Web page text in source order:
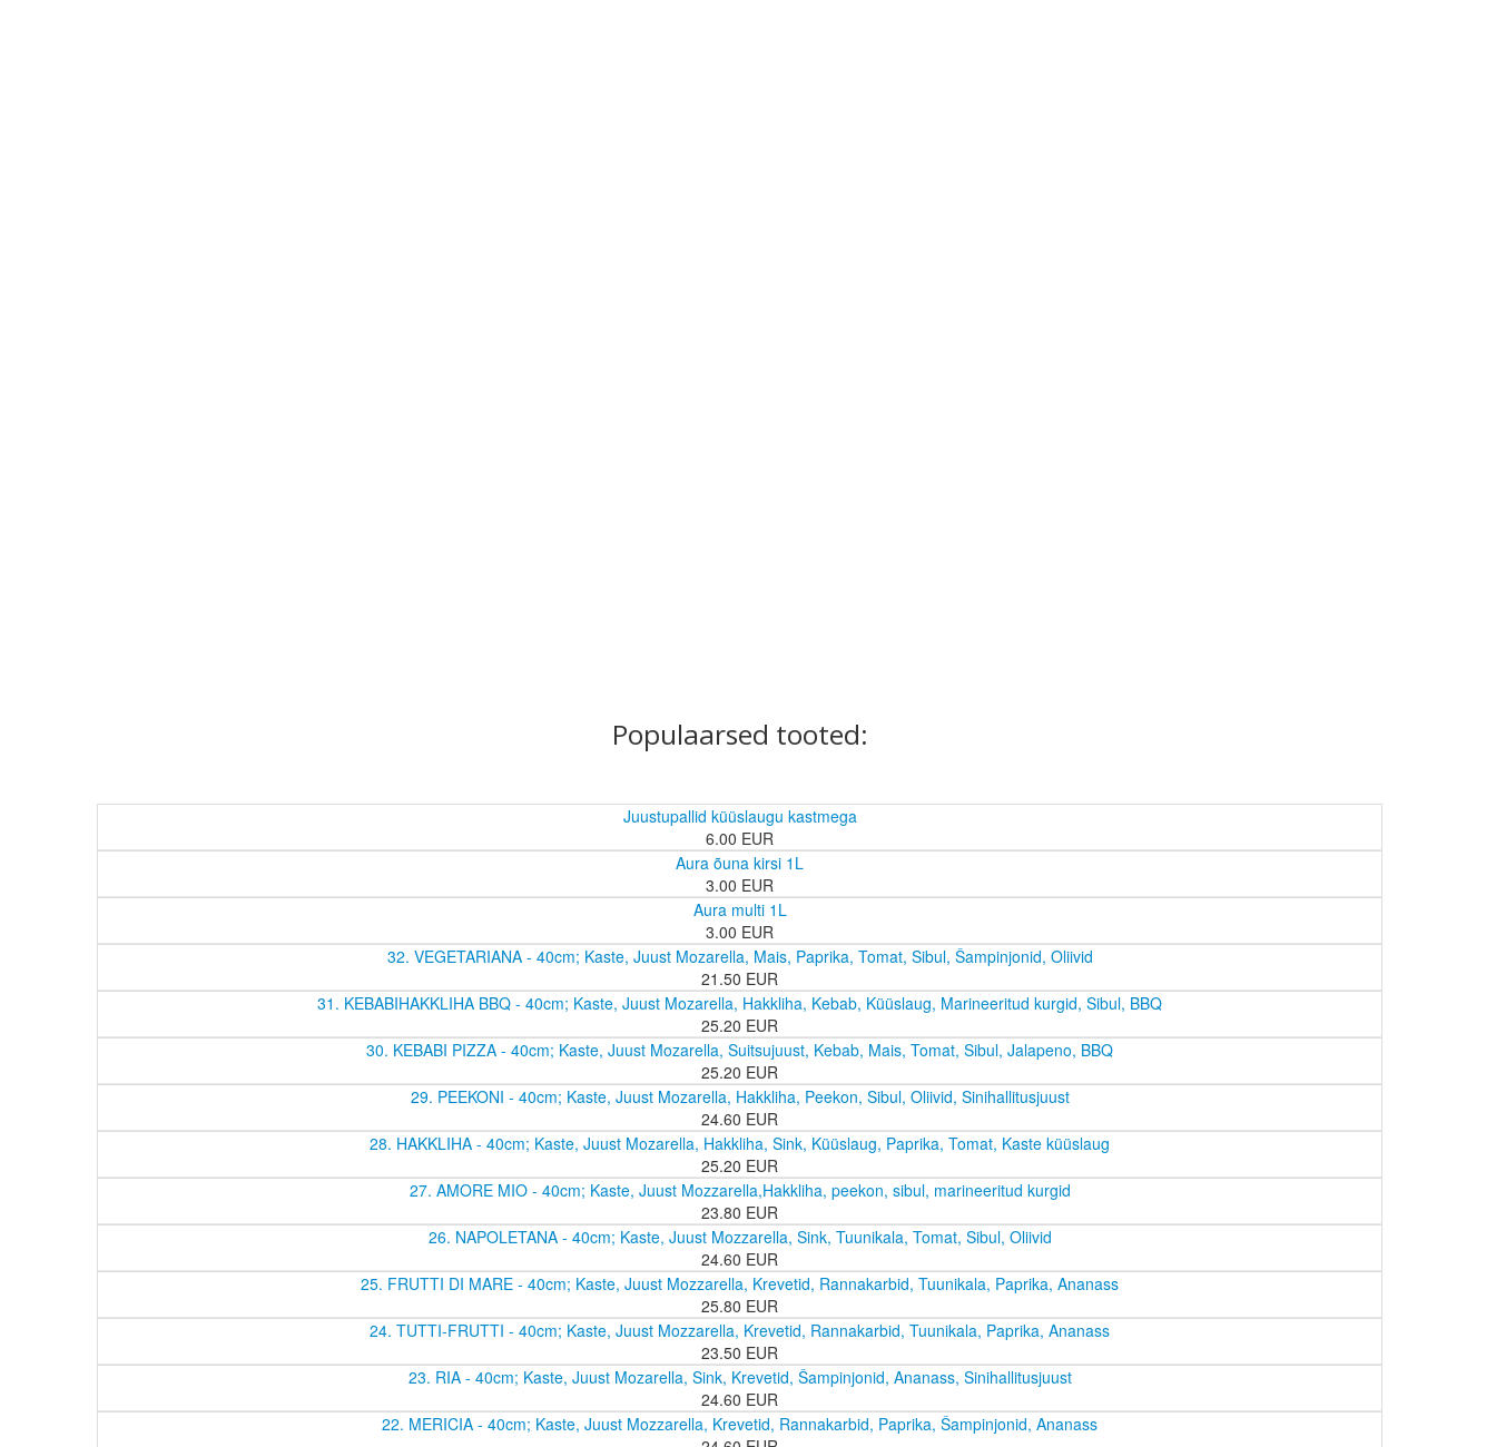
Populaarsed tooted:
Juustupallid küüslaugu kastmega
6.00 EUR
Aura õuna kirsi 1L
3.00 EUR
Aura multi 1L
3.00 EUR
32. VEGETARIANA - 40cm; Kaste, Juust Mozarella, Mais, Paprika, Tomat, Sibul, Šampinjonid, Oliivid
21.50 EUR
31. KEBABIHAKKLIHA BBQ - 40cm; Kaste, Juust Mozarella, Hakkliha, Kebab, Küüslaug, Marineeritud kurgid, Sibul, BBQ
25.20 EUR
30. KEBABI PIZZA - 40cm; Kaste, Juust Mozarella, Suitsujuust, Kebab, Mais, Tomat, Sibul, Jalapeno, BBQ
25.20 EUR
29. PEEKONI - 40cm; Kaste, Juust Mozarella, Hakkliha, Peekon, Sibul, Oliivid, Sinihallitusjuust
24.60 EUR
28. HAKKLIHA - 40cm; Kaste, Juust Mozarella, Hakkliha, Sink, Küüslaug, Paprika, Tomat, Kaste küüslaug
25.20 EUR
27. AMORE MIO - 40cm; Kaste, Juust Mozzarella,Hakkliha, peekon, sibul, marineeritud kurgid
23.80 EUR
26. NAPOLETANA - 40cm; Kaste, Juust Mozzarella, Sink, Tuunikala, Tomat, Sibul, Oliivid
24.60 EUR
25. FRUTTI DI MARE - 40cm; Kaste, Juust Mozzarella, Krevetid, Rannakarbid, Tuunikala, Paprika, Ananass
25.80 EUR
24. TUTTI-FRUTTI - 40cm; Kaste, Juust Mozzarella, Krevetid, Rannakarbid, Tuunikala, Paprika, Ananass
23.50 EUR
23. RIA - 40cm; Kaste, Juust Mozarella, Sink, Krevetid, Šampinjonid, Ananass, Sinihallitusjuust
24.60 EUR
22. MERICIA - 40cm; Kaste, Juust Mozzarella, Krevetid, Rannakarbid, Paprika, Šampinjonid, Ananass